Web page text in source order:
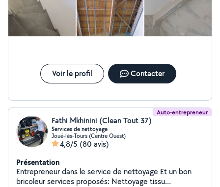
Voir le profil Contacter
Auto-entrepreneur
Fathi Mkhinini (Clean Tout 37)
Services de nettoyage
Joué-lès-Tours (Centre Ouest)
4,8/5 (80 avis)
Présentation
Entrepreneur dans le service de nettoyage Et un bon
bricoleur services proposés: Nettoyage tissu